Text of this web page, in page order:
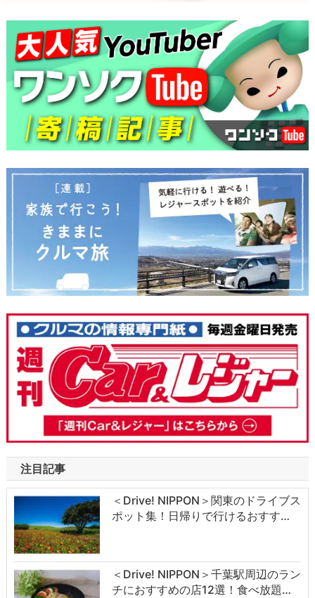
注目記事
＜Drive! NIPPON＞関東のドライブス
ポット集！日帰りで行けるおすす…
＜Drive! NIPPON＞千葉駅周辺のラン
チにおすすめの店12選！食べ放題…